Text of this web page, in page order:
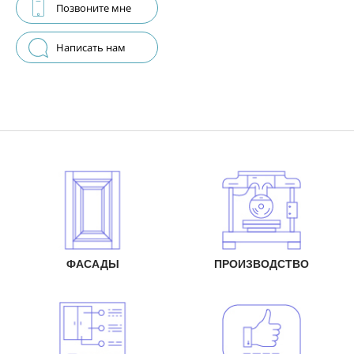
Позвоните мне
Написать нам
ФАСАДЫ ПРОИЗВОДСТВО